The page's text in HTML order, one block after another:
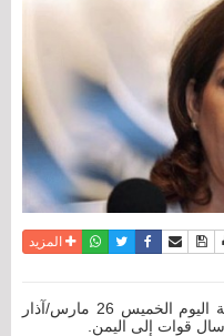
نسخة للطباعة
حفظ الموضوع
أرسل الى صديق
فيسبوكتويترواتسابالمزيد
رويترز: قالت وزارة الخارجية الباكستانية اليوم الخميس 26 مارس/آذار